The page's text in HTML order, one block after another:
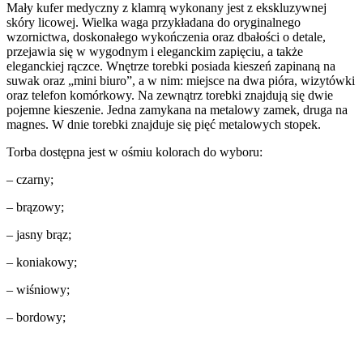
Mały kufer medyczny z klamrą wykonany jest z ekskluzywnej
skóry licowej. Wielka waga przykładana do oryginalnego
wzornictwa, doskonałego wykończenia oraz dbałości o detale,
przejawia się w wygodnym i eleganckim zapięciu, a także
eleganckiej rączce. Wnętrze torebki posiada kieszeń zapinaną na
suwak oraz „mini biuro”, a w nim: miejsce na dwa pióra, wizytówki
oraz telefon komórkowy. Na zewnątrz torebki znajdują się dwie
pojemne kieszenie. Jedna zamykana na metalowy zamek, druga na
magnes. W dnie torebki znajduje się pięć metalowych stopek.
Torba dostępna jest w ośmiu kolorach do wyboru:
– czarny;
– brązowy;
– jasny brąz;
– koniakowy;
– wiśniowy;
– bordowy;